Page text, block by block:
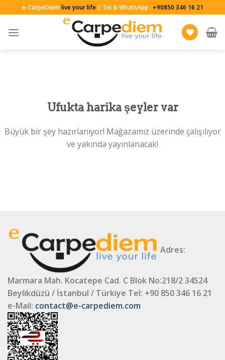
to
content
e-CarpeDiemlive your life| Tel & WhatsApp : +90850 346 16 21
Ufukta harika şeyler var
Büyük bir şey hazırlanıyor! Mağazamız üzerinde çalışılıyor
ve yakında yayınlanacak!
Adres:
Marmara Mah. Kocatepe Cad. C Blok No:218/2 34524
Beylikdüzü / İstanbul / Türkiye Tel: +90 850 346 16 21
e-Mail: contact@e-carpediem.com